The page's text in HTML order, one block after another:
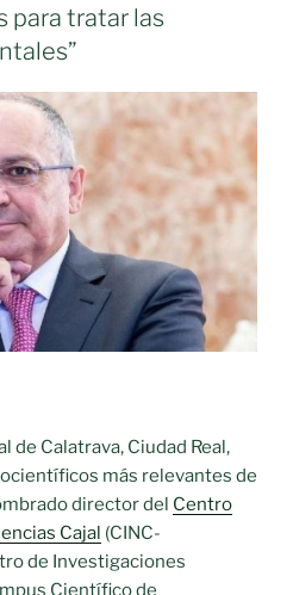
para tratar las
de Calatrava, Ciudad Real,
más relevantes de
director del Centro
Cajal (CINC-
de Investigaciones